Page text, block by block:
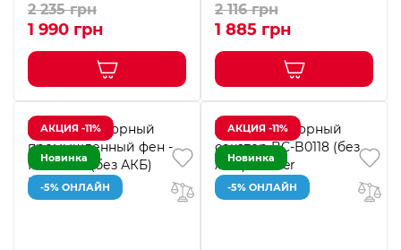
2 235 грн
1 990 грн
2 116 грн
1 885 грн
АКЦИЯ -11%
Новинка
-5% ОНЛАЙН
АКЦИЯ -11%
Новинка
-5% ОНЛАЙН